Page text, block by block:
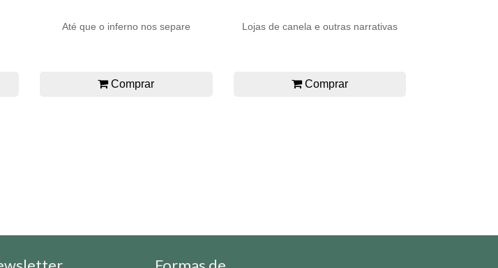
Até que o inferno nos separe
Comprar
Lojas de canela e outras narrativas
Comprar